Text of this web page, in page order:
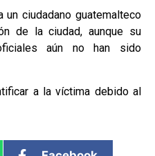
ciudadano guatemalteco
de la ciudad, aunque su
aún no han sido
a la víctima debido al